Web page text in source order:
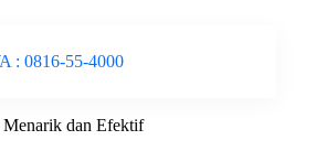
: 0816-55-4000
dan Efektif